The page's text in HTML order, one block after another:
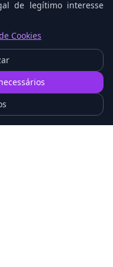
(máximo
são causados por
1
de legítimo interesse
Cookies